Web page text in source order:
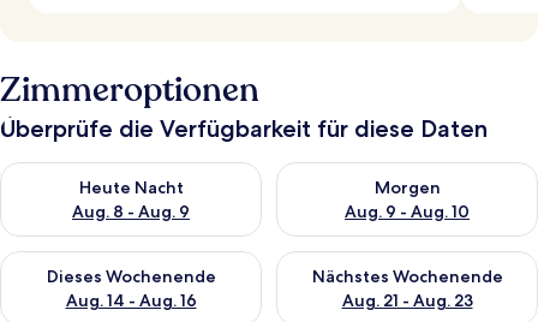
Zimmeroptionen
Überprüfe die Verfügbarkeit für diese Daten
Heute Nacht
Aug. 8 - Aug. 9
Überprüfe die Verfügbarkeit für heute Nacht, Aug. 8 - Aug. 9.
Morgen
Aug. 9 - Aug. 10
Überprüfe die Verfügbarkeit
Dieses Wochenende
Aug. 14 - Aug. 16
Überprüfe die Verfügbarkeit für dieses Wochenende, Aug. 14
Nächstes Wochenende
Aug. 21 - Aug. 23
Überprüfe die Verfügbarkeit